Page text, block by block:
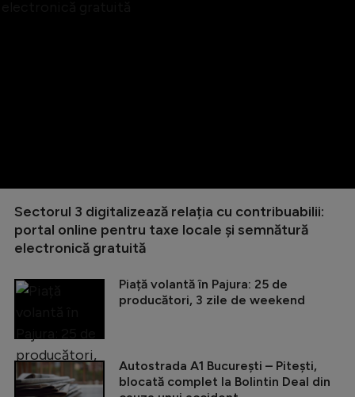
Sectorul 3 digitalizează relația cu contribuabilii:
portal online pentru taxe locale și semnătură
electronică gratuită
Piață volantă în Pajura: 25 de
producători, 3 zile de weekend
Autostrada A1 București – Pitești,
blocată complet la Bolintin Deal din